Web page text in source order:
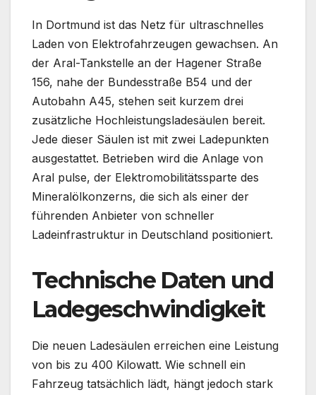
In Dortmund ist das Netz für ultraschnelles
Laden von Elektrofahrzeugen gewachsen. An
der Aral-Tankstelle an der Hagener Straße
156, nahe der Bundesstraße B54 und der
Autobahn A45, stehen seit kurzem drei
zusätzliche Hochleistungsladesäulen bereit.
Jede dieser Säulen ist mit zwei Ladepunkten
ausgestattet. Betrieben wird die Anlage von
Aral pulse, der Elektromobilitätssparte des
Mineralölkonzerns, die sich als einer der
führenden Anbieter von schneller
Ladeinfrastruktur in Deutschland positioniert.
Technische Daten und
Ladegeschwindigkeit
Die neuen Ladesäulen erreichen eine Leistung
von bis zu 400 Kilowatt. Wie schnell ein
Fahrzeug tatsächlich lädt, hängt jedoch stark